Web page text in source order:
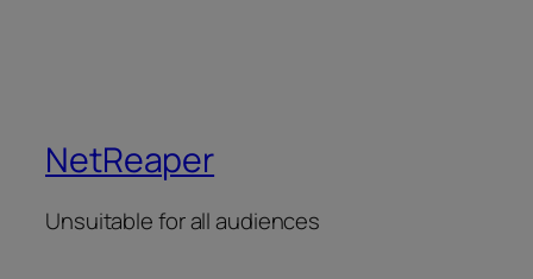
NetReaper
Unsuitable for all audiences